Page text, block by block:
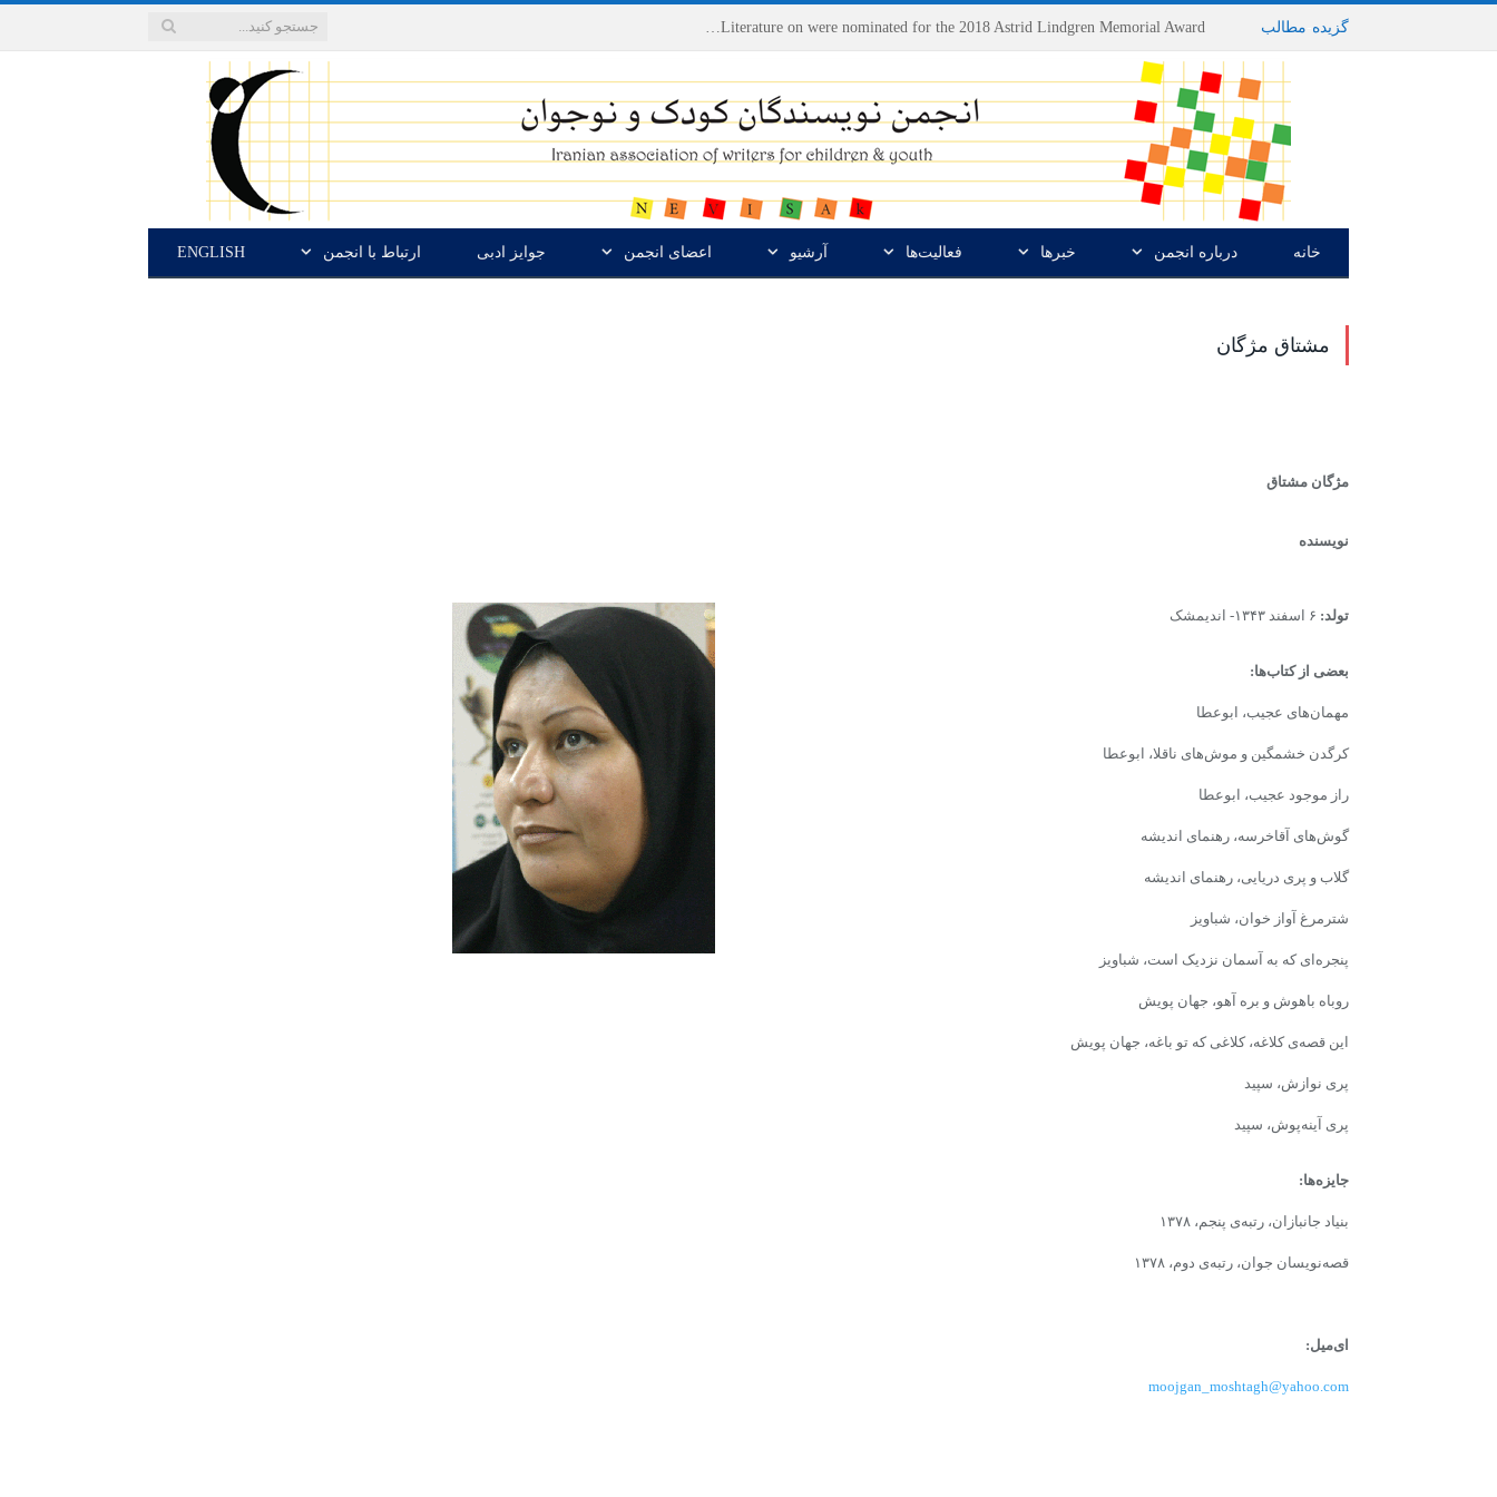
گزیده مطالب
خانه درباره انجمن خبرها فعالیت‌ها آرشیو اعضای انجمن جوایز ادبی ارتباط با انجمن ENGLISH
مشتاق مژگان
مژگان مشتاق
نویسنده
تولد: ۶ اسفند ۱۳۴۳- اندیمشک
بعضى‌ از کتاب‌ها:
مهمان‌هاى‌ عجیب، ابوعطا
کرگدن خشمگین و موش‌هاى ناقلا، ابوعطا
راز موجود عجیب، ابوعطا
گوش‌هاى آقاخرسه، رهنماى اندیشه
گلاب و پرى دریایى، رهنماى اندیشه
شترمرغ آواز خوان، شباویز
پنجره‌اى که به آسمان نزدیک است، شباویز
روباه باهوش و بره آهو، جهان پویش
این قصه‌ی کلاغه، کلاغی که تو باغه، جهان پویش
پری نوازش، سپید
پری آینه‌پوش، سپید
جایزه‌ها:
بنیاد جانبازان، رتبه‌ی پنجم، ۱۳۷۸
قصه‌نویسان جوان، رتبه‌ی دوم، ۱۳۷۸
ای‌میل:
moojgan_moshtagh@yahoo.com